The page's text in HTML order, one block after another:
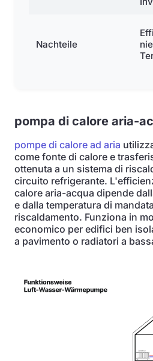
Nachteile
pompa di calore aria-
pompe di calore ad aria
come fonte di calore e
ottenuta a un sistema di
circuito refrigerante.
calore aria-acqua dipende
e dalla temperatura di
riscaldamento. Funziona in
economico per edifici ben
a pavimento o radiatori a